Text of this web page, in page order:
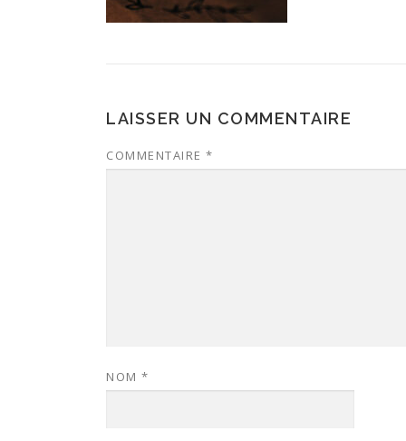
LAISSER UN COMMENTAIRE
COMMENTAIRE *
NOM *